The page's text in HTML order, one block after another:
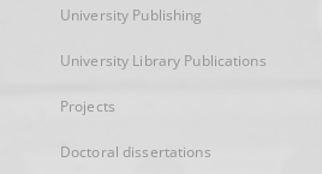
University Publishing
University Library Publications
Projects
Doctoral dissertations